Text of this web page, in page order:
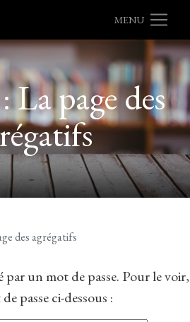
MENU
La page des
des agrégatifs
un mot de passe. Pour le voir,
passe ci-dessous :